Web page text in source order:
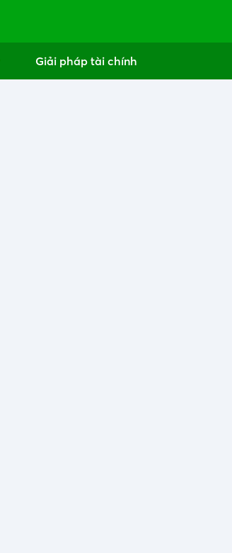
Giải pháp tài chính